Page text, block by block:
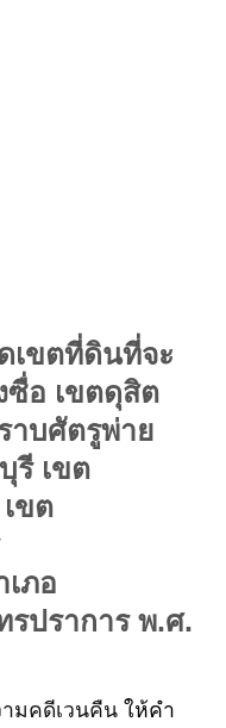
เขตที่ดินที่จะ
ซื่อ เขตดุสิต
าบศัตรูพ่าย
รี เขต
ขต
ภอ
รปราการ พ.ศ.
มคดีเวนคืน ให้คำ